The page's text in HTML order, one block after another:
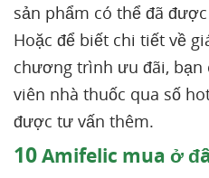
sản phẩm có thể đã
Hoặc để biết chi tiết về
chương trình ưu đãi,
viên nhà thuốc qua số
được tư vấn thêm.
10Amifelic mua ở